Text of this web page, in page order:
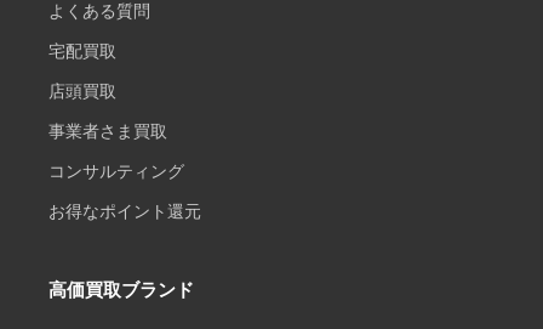
よくある質問
宅配買取
店頭買取
事業者さま買取
コンサルティング
お得なポイント還元
高価買取ブランド